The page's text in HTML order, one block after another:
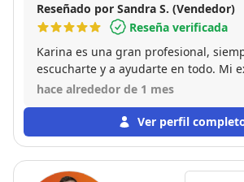
Reseñado por Sandra S. (Vendedor)
Reseña verificada
Karina es una gran profesional,
escucharte y a ayudarte en todo. Mi
venta de piso con ella ha sido
hace alrededor de 1 mes
Ver perfil